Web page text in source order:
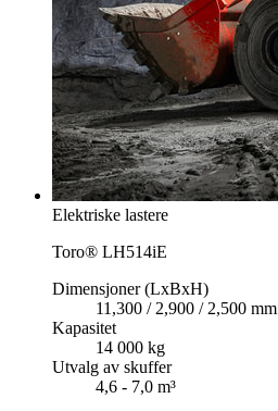
Elektriske lastere
Toro® LH514iE
Dimensjoner (LxBxH)
11,300 / 2,900 / 2,500 mm
Kapasitet
14 000 kg
Utvalg av skuffer
4,6 - 7,0 m³